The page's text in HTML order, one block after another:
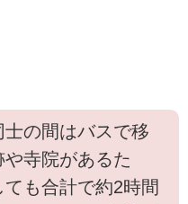
の間はバスで移
寺院があるた
も合計で約2時間